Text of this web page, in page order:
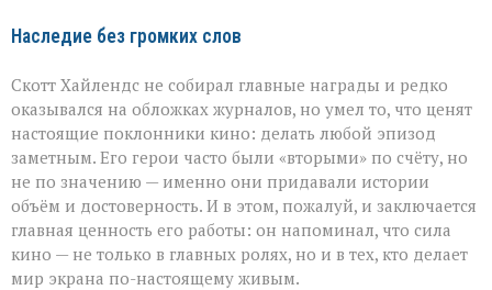
Наследие без громких слов
Скотт Хайлендс не собирал главные награды и редко
оказывался на обложках журналов, но умел то, что ценят
настоящие поклонники кино: делать любой эпизод
заметным. Его герои часто были «вторыми» по счёту, но
не по значению — именно они придавали истории
объём и достоверность. И в этом, пожалуй, и заключается
главная ценность его работы: он напоминал, что сила
кино — не только в главных ролях, но и в тех, кто делает
мир экрана по-настоящему живым.